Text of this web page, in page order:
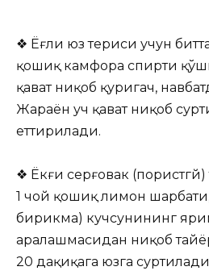
❖ Ёғли юз териси учун
қошиқ камфора спирти
қават ниқоб қуригач,
Жараён уч қават ниқоб
еттирилади.
❖ Ёкғи серғовак (пористгй)
1 чой қошиқ лимон шарбати,
бирикма) кучсунининг
аралашмасидан ниқоб
20 дақиқага юзга